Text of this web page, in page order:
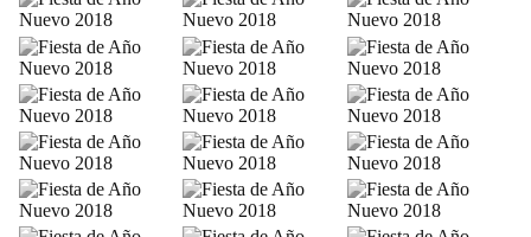
FIESTA DE AÑO NUEVO
2018
FIESTA DE AÑO NUEVO
2018
FIESTA DE AÑO NUEVO
2018
FIESTA DE AÑO NUEVO
2018
FIESTA DE AÑO NUEVO
2018
FIESTA DE AÑO NUEVO
2018
FIESTA DE AÑO NUEVO
2018
FIESTA DE AÑO NUEVO
2018
FIESTA DE AÑO NUEVO
2018
FIESTA DE AÑO NUEVO
2018
FIESTA DE AÑO NUEVO
2018
FIESTA DE AÑO NUEVO
2018
FIESTA DE AÑO NUEVO
2018
FIESTA DE AÑO NUEVO
2018
FIESTA DE AÑO NUEVO
2018